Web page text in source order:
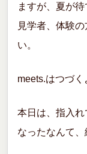
ますが、夏が
見学者、体験
い。
meets.はつづく
本日は、指入
なったなんて、